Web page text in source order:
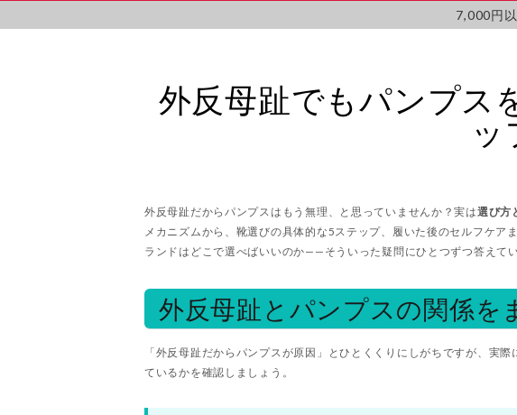
7,000円
外反母趾でもパンプス
ッ
外反母趾だからパンプスはもう無理、と思っていませんか？実は選び方
メカニズムから、靴選びの具体的な5ステップ、履いた後のセルフケ
ランドはどこで選べばいいのか——そういった疑問にひとつずつ答えてい
外反母趾とパンプスの関係を
「外反母趾だからパンプスが原因」とひとくくりにしがちですが、実
ているかを確認しましょう。